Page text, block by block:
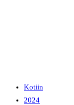
Kotiin
2024